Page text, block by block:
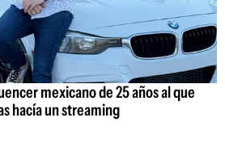
mexicano de 25 años al que
hacía un streaming